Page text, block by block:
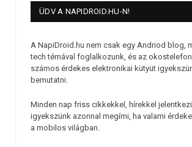
ÜDV A NAPIDROID.HU-N!
A NapiDroid.hu nem csak egy Andriod blog,
tech témával foglalkozunk, és az
számos érdekes elektronikai kütyüt
bemutatni.
Minden nap friss cikkekkel, hírekkel
igyekszünk azonnal megírni, ha valami
a mobilos világban.